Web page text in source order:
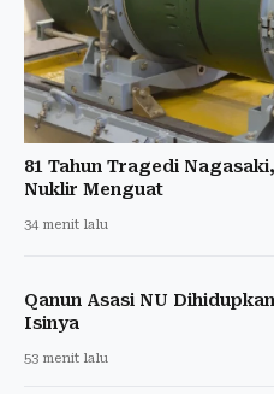
81 Tahun Tragedi
Nuklir Menguat
34 menit lalu
Qanun Asasi NU
Isinya
53 menit lalu